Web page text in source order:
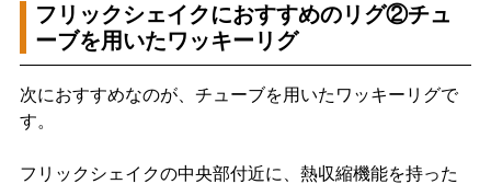
フリックシェイクにおすすめのリグ②チュ
ーブを用いたワッキーリグ
次におすすめなのが、チューブを用いたワッキーリグで
す。
フリックシェイクの中央部付近に、熱収縮機能を持った